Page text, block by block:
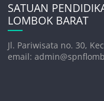
SATUAN
LOMBOK BARAT
Jl. Pariwisata no. 30,
email: